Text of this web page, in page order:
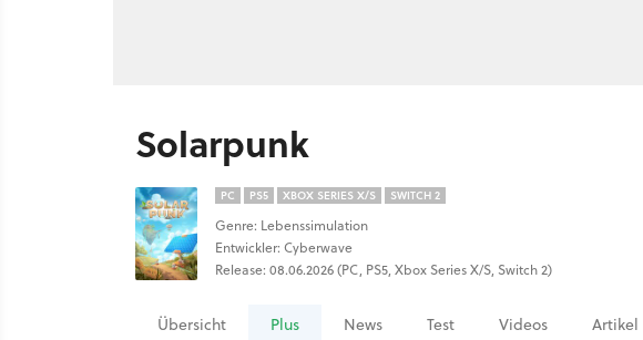
Solarpunk
PC PS5 XBOX SERIES X/S SWITCH 2
Genre: Lebenssimulation
Entwickler: Cyberwave
Release: 08.06.2026 (PC, PS5, Xbox Series X/S, Switch 2)
Übersicht Plus News Test Videos Artikel